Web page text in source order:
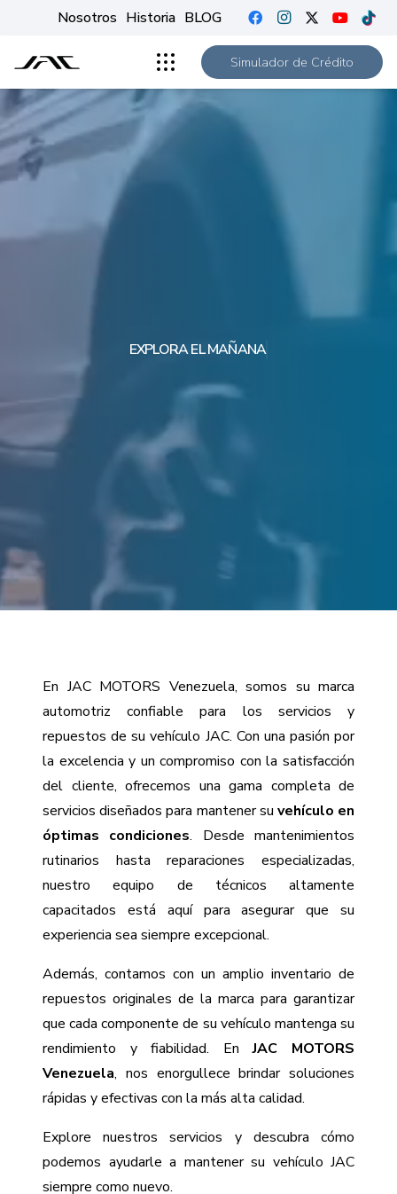
Nosotros Historia BLOG
Simulador de Crédito
EXPLORA EL MAÑANA
En JAC MOTORS Venezuela, somos su marca
automotriz confiable para los servicios y
repuestos de su vehículo JAC. Con una pasión por
la excelencia y un compromiso con la satisfacción
del cliente, ofrecemos una gama completa de
servicios diseñados para mantener su vehículo en
óptimas condiciones. Desde mantenimientos
rutinarios hasta reparaciones especializadas,
nuestro equipo de técnicos altamente
capacitados está aquí para asegurar que su
experiencia sea siempre excepcional.
Además, contamos con un amplio inventario de
repuestos originales de la marca para garantizar
que cada componente de su vehículo mantenga su
rendimiento y fiabilidad. En JAC MOTORS
Venezuela, nos enorgullece brindar soluciones
rápidas y efectivas con la más alta calidad.
Explore nuestros servicios y descubra cómo
podemos ayudarle a mantener su vehículo JAC
siempre como nuevo.